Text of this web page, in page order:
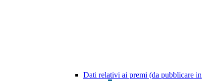
Dati relativi ai premi (da pubblicare in